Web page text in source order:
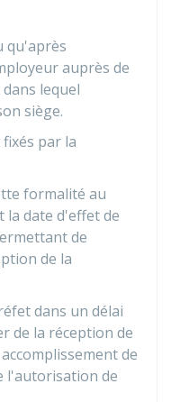
qu'après
auprès de
lequel
siège.
par la
formalité au
la date d'effet de
de
de la
dans un délai
de la réception de
de
l'autorisation de